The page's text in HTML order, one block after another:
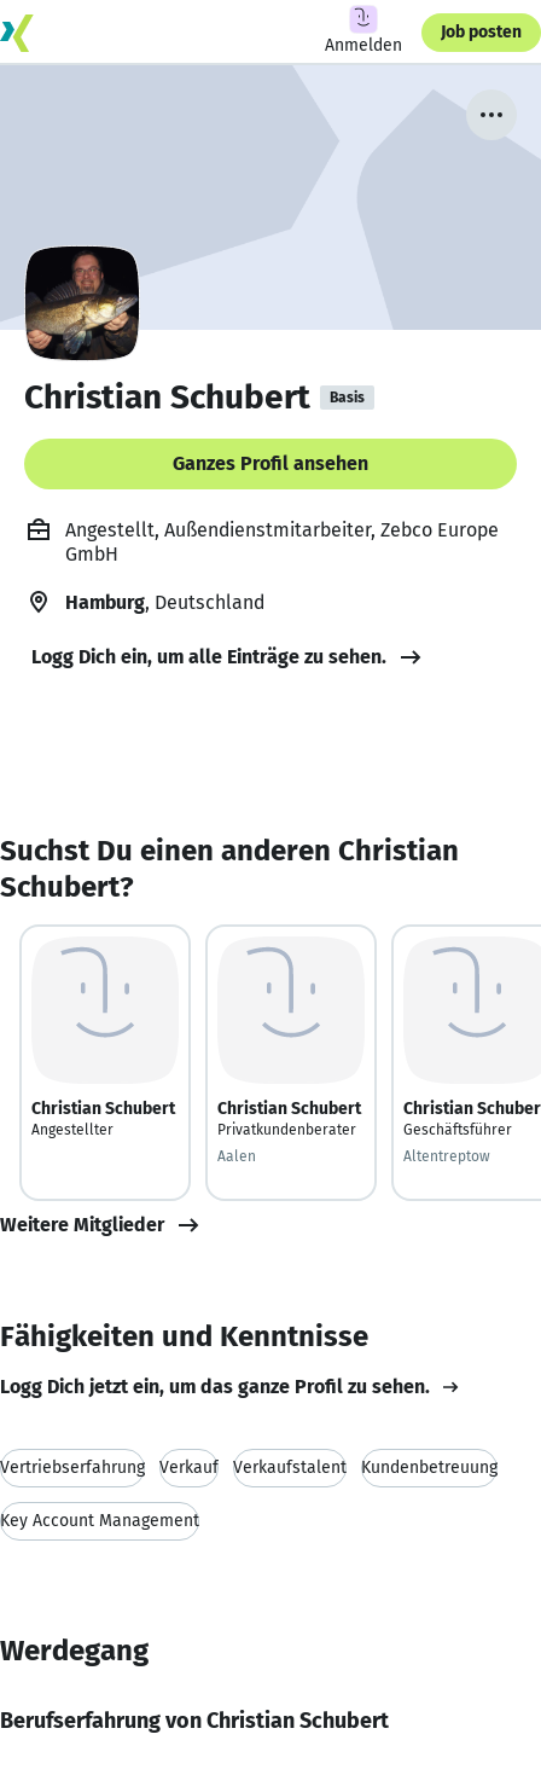
Anmelden
Job posten
Christian Schubert Basis
Ganzes Profil ansehen
Angestellt, Außendienstmitarbeiter, Zebco Europe
GmbH
Hamburg, Deutschland
Logg Dich ein, um alle Einträge zu sehen.
Suchst Du einen anderen Christian
Schubert?
Christian Schubert
Angestellter
Christian Schubert
Privatkundenberater
Aalen
Christian
Geschäftsführer
Altentreptow
Weitere Mitglieder
Fähigkeiten und Kenntnisse
Logg Dich jetzt ein, um das ganze Profil zu sehen.
Vertriebserfahrung Verkauf Verkaufstalent Kundenbetreuung
Key Account Management
Werdegang
Berufserfahrung von Christian Schubert